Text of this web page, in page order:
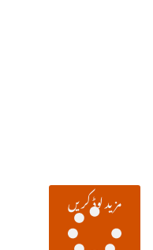
مزید لوڈ کریں